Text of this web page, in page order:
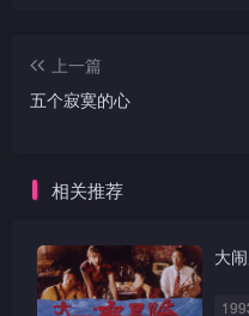
上一篇
五个寂寞的心
相关推荐
大